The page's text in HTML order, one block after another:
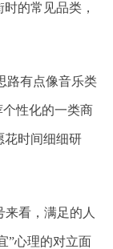
的常见品类，
路有点像音乐类
个性化的一类商
花时间细细研
来看，满足的人
”心理的对立面